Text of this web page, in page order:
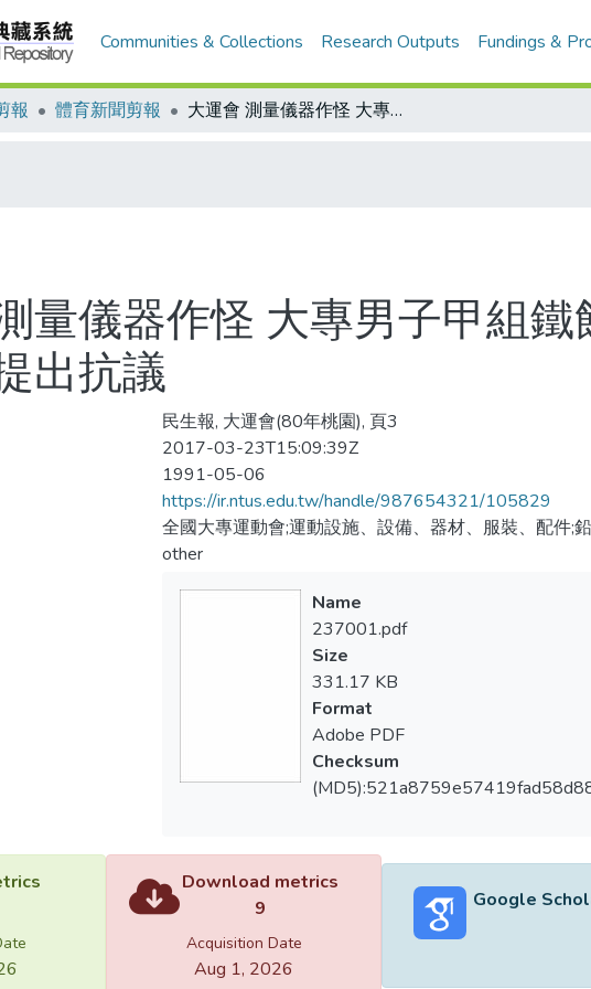
Communities & Collections Research Outputs Fundings &
報 體育新聞剪報 大運會 測量儀器作怪 大專男子甲組鐵餅被迫重賽 冠軍教練不服氣 考慮提出抗議
量儀器作怪 大專男子甲組
出抗議
民生報, 大運會(80年桃園), 頁3
2017-03-23T15:09:39Z
1991-05-06
https://ir.ntus.edu.tw/handle/987654321/105829
全國大專運動會;運動設施、設備、器材、服裝、配件;
other
Name
237001.pdf
Size
331.17 KB
Format
Adobe PDF
Checksum
Download metrics
9
Acquisition Date
Aug 1, 2026
Google